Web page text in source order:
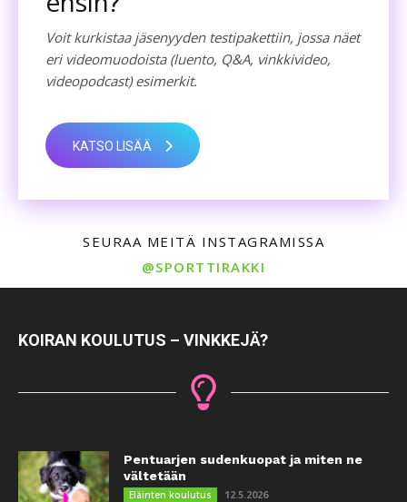
Voit kurkistaa jäsenyyden testipakettiin, jossa näet
eri videomuodoista (luento, Q&A, vinkkivideo,
videopodcast) esimerkit.
KATSO LISÄÄ
SEURAA MEITÄ INSTAGRAMISSA
@SPORTTIRAKKI
KOIRAN KOULUTUS – VINKKEJÄ?
Pentuarjen sudenkuopat ja miten ne
vältetään
Eläinten koulutus 12.5.2026